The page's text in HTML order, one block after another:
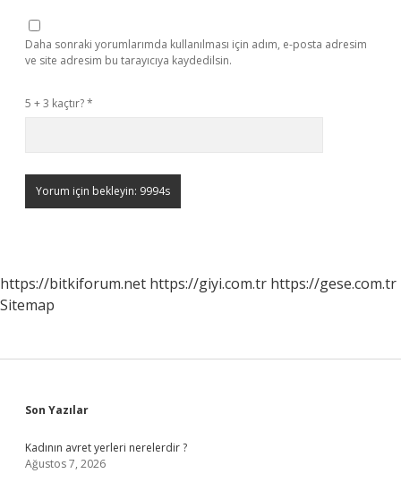
Daha sonraki yorumlarımda kullanılması için adım, e-posta adresim
ve site adresim bu tarayıcıya kaydedilsin.
5 + 3 kaçtır?*
https://bitkiforum.net https://giyi.com.tr https://gese.com.tr
Sitemap
Sidebar
Son Yazılar
Kadının avret yerleri nerelerdir ?
Ağustos 7, 2026